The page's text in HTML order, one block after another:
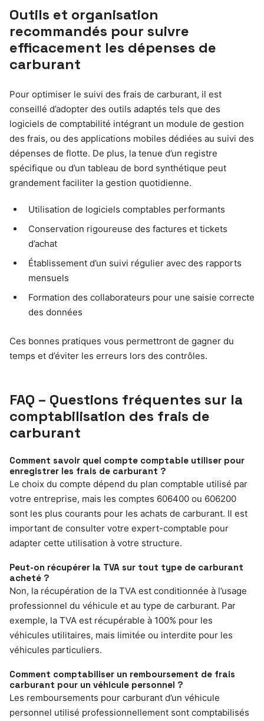
Outils et organisation
recommandés pour suivre
efficacement les dépenses de
carburant
Pour optimiser le suivi des frais de carburant, il est
conseillé d’adopter des outils adaptés tels que des
logiciels de comptabilité intégrant un module de gestion
des frais, ou des applications mobiles dédiées au suivi des
dépenses de flotte. De plus, la tenue d’un registre
spécifique ou d’un tableau de bord synthétique peut
grandement faciliter la gestion quotidienne.
Utilisation de logiciels comptables performants
Conservation rigoureuse des factures et tickets
d’achat
Établissement d’un suivi régulier avec des rapports
mensuels
Formation des collaborateurs pour une saisie correcte
des données
Ces bonnes pratiques vous permettront de gagner du
temps et d’éviter les erreurs lors des contrôles.
FAQ – Questions fréquentes sur la
comptabilisation des frais de
carburant
Comment savoir quel compte comptable utiliser pour
enregistrer les frais de carburant ?
Le choix du compte dépend du plan comptable utilisé par
votre entreprise, mais les comptes 606400 ou 606200
sont les plus courants pour les achats de carburant. Il est
important de consulter votre expert-comptable pour
adapter cette utilisation à votre structure.
Peut-on récupérer la TVA sur tout type de carburant
acheté ?
Non, la récupération de la TVA est conditionnée à l’usage
professionnel du véhicule et au type de carburant. Par
exemple, la TVA est récupérable à 100% pour les
véhicules utilitaires, mais limitée ou interdite pour les
véhicules particuliers.
Comment comptabiliser un remboursement de frais
carburant pour un véhicule personnel ?
Les remboursements pour carburant d’un véhicule
personnel utilisé professionnellement sont comptabilisés